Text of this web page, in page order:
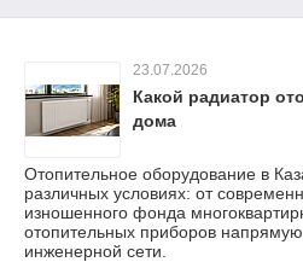
23.07.2026
Какой радиатор
дома
Отопительное оборудование в
различных условиях: от
изношенного фонда
отопительных приборов
инженерной сети.